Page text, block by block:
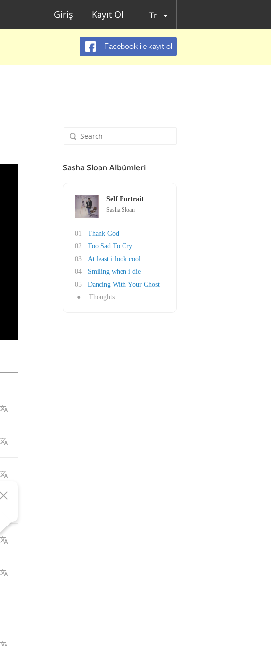
Giriş Kayıt Ol Tr
Facebook ile kayıt ol
Sasha Sloan Albümleri
Self Portrait
Sasha Sloan
01
Thank God
02
Too Sad To Cry
03
At least i look cool
04
Smiling when i die
05
Dancing With Your Ghost
●
Thoughts